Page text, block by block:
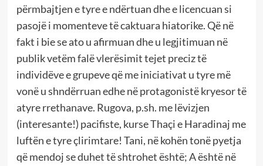
përmbajtjen e tyre e ndërtuan dhe e licencuan si
pasojë i momenteve të caktuara hiatorike. Që në
fakt i bie se ato u afirmuan dhe u legjitimuan në
publik vetëm falë vlerësimit tejet preciz të
individëve e grupeve që me iniciativat u tyre më
vonë u shndërruan edhe në protagonistë kryesor të
atyre rrethanave. Rugova, p.sh. me lëvizjen
(interesante!) pacifiste, kurse Thaçi e Haradinaj me
luftën e tyre çlirimtare! Tani, në kohën tonë pyetja
që mendoj se duhet të shtrohet është; A është në